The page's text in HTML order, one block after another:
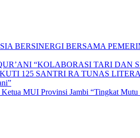
BERSINERGI BERSAMA
“KOLABORASI TARI DAN
125 SANTRI RA TUNAS
MUI Provinsi Jambi “Tingkat